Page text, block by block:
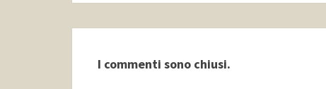
I commenti sono chiusi.